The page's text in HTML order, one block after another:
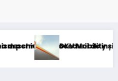
de insolvență
Mobility și Shell își extind